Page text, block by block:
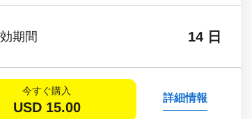
期間 14 日
今すぐ購入
USD 15.00
詳細情報